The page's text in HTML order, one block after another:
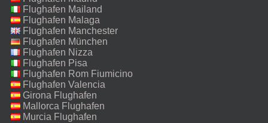
Flughafen Mailand
Malpensa
Flughafen Malaga
Flughafen Manchester
Flughafen München
Flughafen Nizza
Flughafen Pisa
Flughafen Rom Fiumicino
Flughafen Valencia
Girona Flughafen
Mallorca Flughafen
Murcia Flughafen